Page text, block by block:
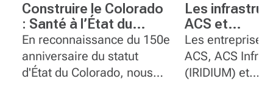
Construire le Colorado
: Santé à l’État du
centenaire
En reconnaissance du 150e
anniversaire du statut
d'État du Colorado, nous
Les
ACS et
groupe ACS
deux nations
Les entreprises
ACS, ACS
(IRIDIUM) et